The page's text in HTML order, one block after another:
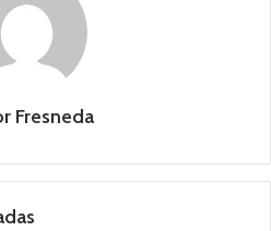
Fresneda